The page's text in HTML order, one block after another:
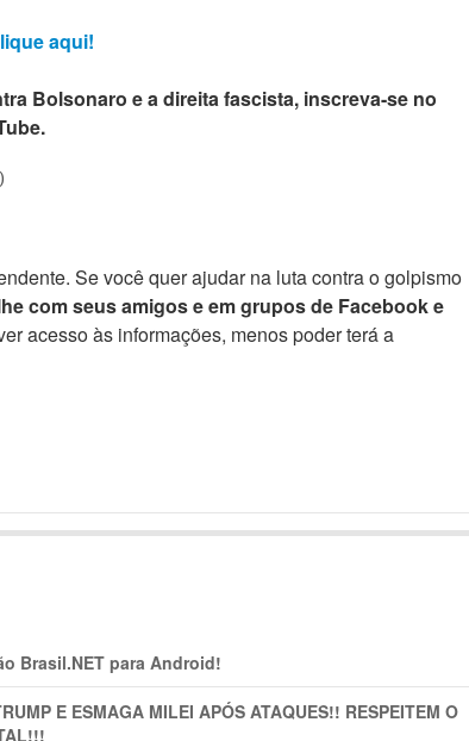
aqui!
Bolsonaro e a direita fascista, inscreva-se no
Se você quer ajudar na luta contra o golpismo
com seus amigos e em grupos de Facebook e
acesso às informações, menos poder terá a
Brasil.NET para Android!
E ESMAGA MILEI APÓS ATAQUES!! RESPEITEM O